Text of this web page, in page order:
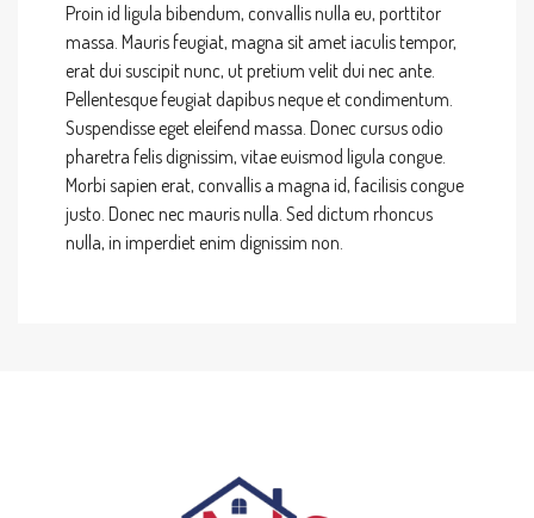
Proin id ligula bibendum, convallis nulla eu, porttitor
massa. Mauris feugiat, magna sit amet iaculis tempor,
erat dui suscipit nunc, ut pretium velit dui nec ante.
Pellentesque feugiat dapibus neque et condimentum.
Suspendisse eget eleifend massa. Donec cursus odio
pharetra felis dignissim, vitae euismod ligula congue.
Morbi sapien erat, convallis a magna id, facilisis congue
justo. Donec nec mauris nulla. Sed dictum rhoncus
nulla, in imperdiet enim dignissim non.